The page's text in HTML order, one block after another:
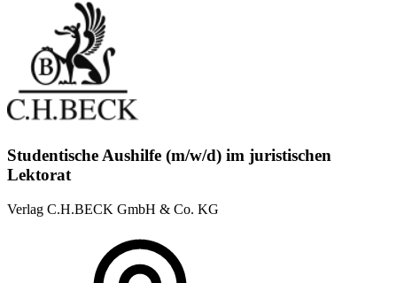
Studentische Aushilfe (m/w/d) im juristischen
Lektorat
Verlag C.H.BECK GmbH & Co. KG